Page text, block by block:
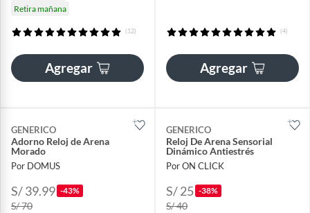
Retira mañana
(12)
Agregar
(4)
Agregar
GENERICO
Adorno Reloj de Arena
Morado
Por DOMUS
S/ 39.99 -43%
S/ 70
GENERICO
Reloj De Arena Sensorial
Dinámico Antiestrés
Por ON CLICK
S/ 25 -38%
S/ 40